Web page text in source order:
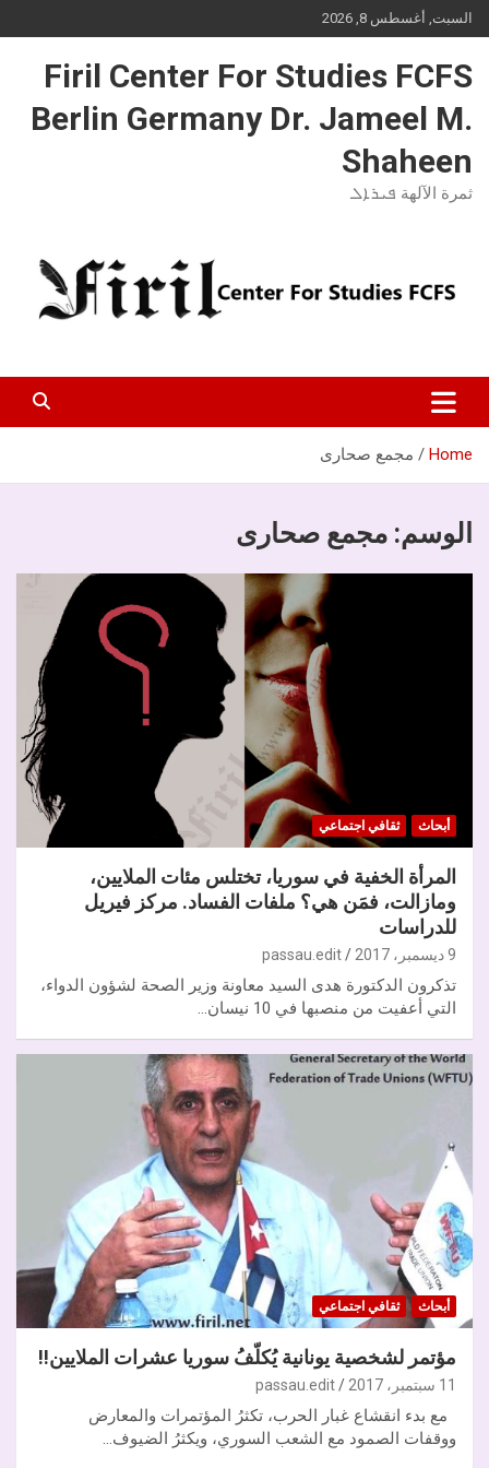
Skip
to
السبت, أغسطس 8, 2026
Firil Center For Studies FCFS
Berlin Germany Dr. Jameel M.
Shaheen
ثمرة الآلهة ܦܝܪܐܠ
Home مجمع صحارى
الوسم: مجمع صحارى
أبحاث ثقافي اجتماعي
المرأة الخفية في سوريا، تختلس مئات الملايين،
ومازالت، فمَن هي؟ ملفات الفساد. مركز فيريل
للدراسات
9 ديسمبر، 2017 passau.edit
تذكرون الدكتورة هدى السيد معاونة وزير الصحة لشؤون الدواء،
التي أعفيت من منصبها في 10 نيسان…
أبحاث ثقافي اجتماعي
مؤتمر لشخصية يونانية يُكلّفُ سوريا عشرات الملايين!!
11 سبتمبر، 2017 passau.edit
مع بدء انقشاع غبار الحرب، تكثرُ المؤتمرات والمعارض
ووقفات الصمود مع الشعب السوري، ويكثرُ الضيوف…